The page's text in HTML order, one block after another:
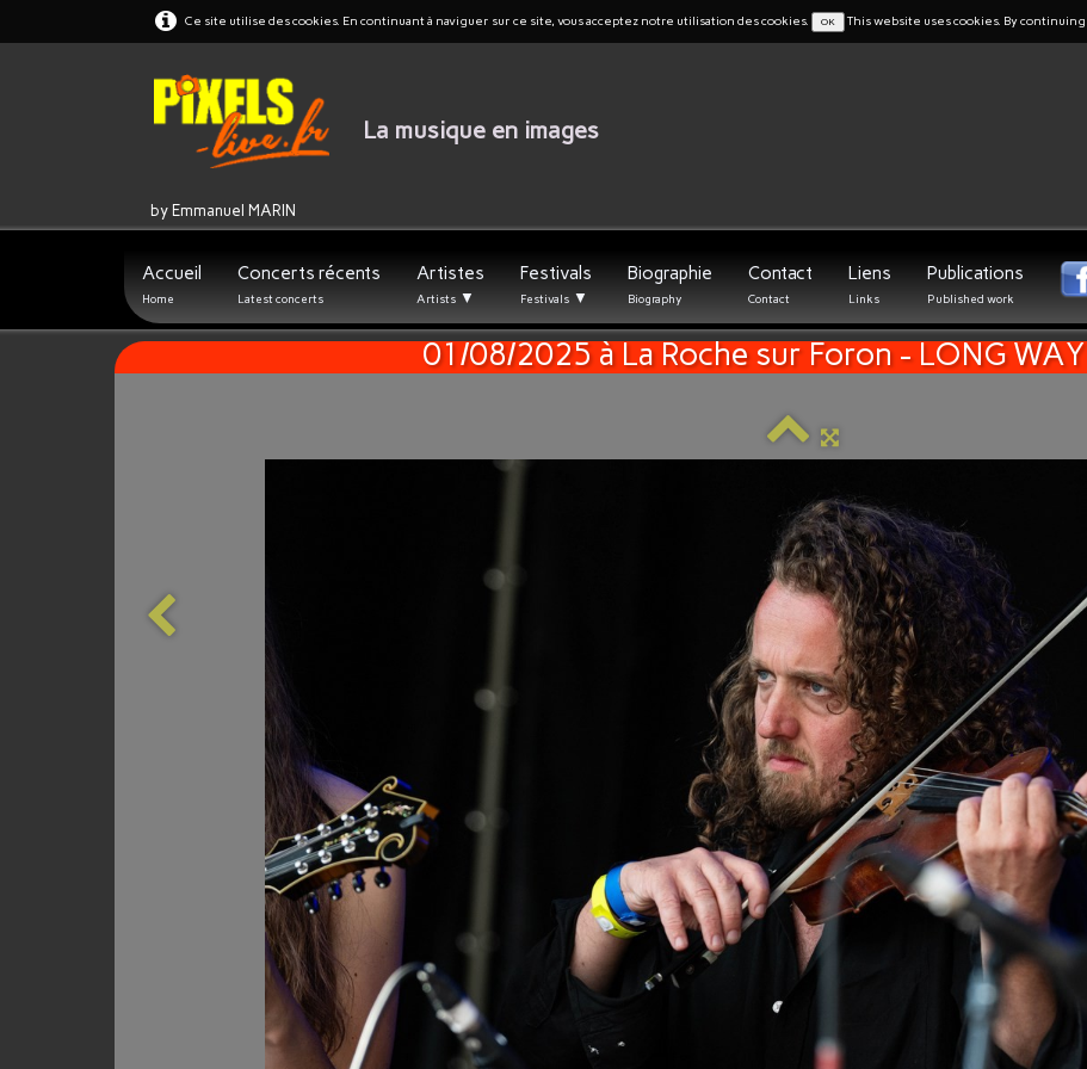
Ce site utilise des cookies. En continuant à naviguer sur ce site, vous acceptez notre utilisation des cookies. OK This website uses cookies. By
La musique en images
by Emmanuel MARIN
Accueil
Home
Concerts récents
Latest concerts
Artistes
Artists ▼
Festivals
Festivals ▼
Biographie
Biography
Contact
Contact
Liens
Links
Publications
Published work
01/08/2025 à La Roche sur Foron - LONG